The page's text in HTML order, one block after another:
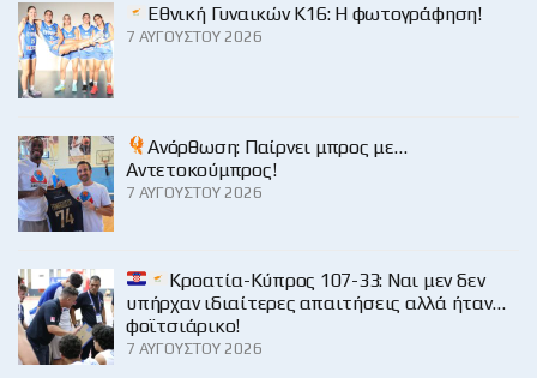
Εθνική Γυναικών Κ16: Η φωτογράφηση!
7 ΑΥΓΟΎΣΤΟΥ 2026
Ανόρθωση: Παίρνει μπρος με…
Αντετοκούμπρος!
7 ΑΥΓΟΎΣΤΟΥ 2026
Κροατία-Κύπρος 107-33: Ναι μεν δεν
υπήρχαν ιδιαίτερες απαιτήσεις αλλά ήταν…
φοϊτσιάρικο!
7 ΑΥΓΟΎΣΤΟΥ 2026